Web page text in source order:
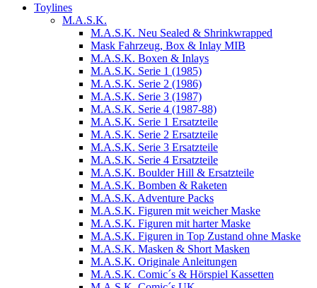
Toylines
M.A.S.K.
M.A.S.K. Neu Sealed & Shrinkwrapped
Mask Fahrzeug, Box & Inlay MIB
M.A.S.K. Boxen & Inlays
M.A.S.K. Serie 1 (1985)
M.A.S.K. Serie 2 (1986)
M.A.S.K. Serie 3 (1987)
M.A.S.K. Serie 4 (1987-88)
M.A.S.K. Serie 1 Ersatzteile
M.A.S.K. Serie 2 Ersatzteile
M.A.S.K. Serie 3 Ersatzteile
M.A.S.K. Serie 4 Ersatzteile
M.A.S.K. Boulder Hill & Ersatzteile
M.A.S.K. Bomben & Raketen
M.A.S.K. Adventure Packs
M.A.S.K. Figuren mit weicher Maske
M.A.S.K. Figuren mit harter Maske
M.A.S.K. Figuren in Top Zustand ohne Maske
M.A.S.K. Masken & Short Masken
M.A.S.K. Originale Anleitungen
M.A.S.K. Comic´s & Hörspiel Kassetten